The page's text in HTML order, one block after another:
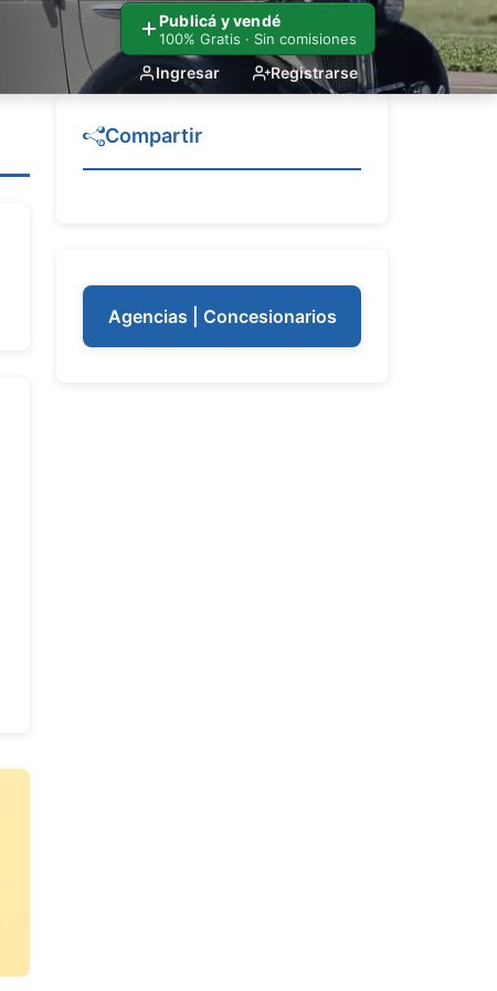
Publicá y vendé
100% Gratis · Sin comisiones
Ingresar Registrarse
Compartir
Agencias | Concesionarios